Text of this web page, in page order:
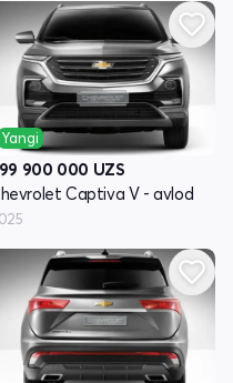
Yangi
900 000 UZS
Captiva V - avlod